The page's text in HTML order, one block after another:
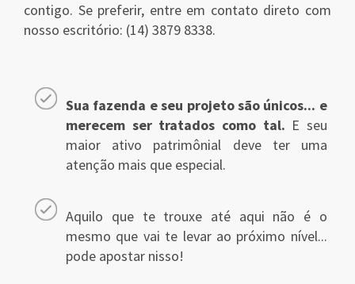
contigo. Se preferir, entre em contato direto com
nosso escritório: (14) 3879 8338.
Sua fazenda e seu projeto são únicos... e
merecem ser tratados como tal. E seu
maior ativo patrimônial deve ter uma
atenção mais que especial.
Aquilo que te trouxe até aqui não é o
mesmo que vai te levar ao próximo nível...
pode apostar nisso!